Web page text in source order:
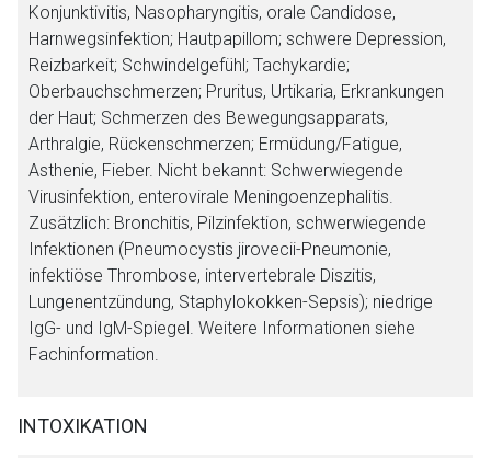
Konjunktivitis, Nasopharyngitis, orale Candidose,
Harnwegsinfektion; Hautpapillom; schwere Depression,
Reizbarkeit; Schwindelgefühl; Tachykardie;
Oberbauchschmerzen; Pruritus, Urtikaria, Erkrankungen
der Haut; Schmerzen des Bewegungsapparats,
Arthralgie, Rückenschmerzen; Ermüdung/Fatigue,
Asthenie, Fieber. Nicht bekannt: Schwerwiegende
Virusinfektion, enterovirale Meningoenzephalitis.
Zusätzlich: Bronchitis, Pilzinfektion, schwerwiegende
Infektionen (Pneumocystis jirovecii-Pneumonie,
infektiöse Thrombose, intervertebrale Diszitis,
Lungenentzündung, Staphylokokken-Sepsis); niedrige
IgG- und IgM-Spiegel. Weitere Informationen siehe
Fachinformation.
INTOXIKATION